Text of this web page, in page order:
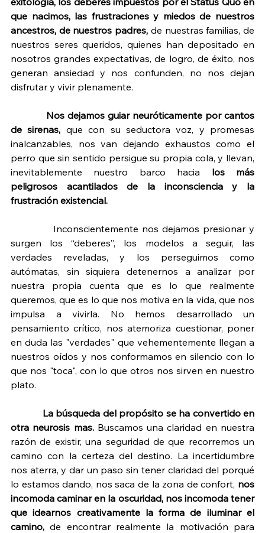
que nacimos, las frustraciones y miedos de nuestros
ancestros, de nuestros padres, de nuestras familias, de
nuestros seres queridos, quienes han depositado en
nosotros grandes expectativas, de logro, de éxito, nos
generan ansiedad y nos confunden, no nos dejan
disfrutar y vivir plenamente.
Nos dejamos guiar neuróticamente por cantos
de sirenas, que con su seductora voz, y promesas
inalcanzables, nos van dejando exhaustos como el
perro que sin sentido persigue su propia cola, y llevan,
inevitablemente nuestro barco hacia los más
peligrosos acantilados de la inconsciencia y la
frustración existencial.
Inconscientemente nos dejamos presionar y
surgen los “deberes”, los modelos a seguir, las
verdades reveladas, y los perseguimos como
autómatas, sin siquiera detenernos a analizar por
nuestra propia cuenta que es lo que realmente
queremos, que es lo que nos motiva en la vida, que nos
impulsa a vivirla. No hemos desarrollado un
pensamiento crítico, nos atemoriza cuestionar, poner
en duda las "verdades" que vehementemente llegan a
nuestros oídos y nos conformamos en silencio con lo
que nos "toca", con lo que otros nos sirven en nuestro
plato.
La búsqueda del propósito se ha convertido en
otra neurosis mas. Buscamos una claridad en nuestra
razón de existir, una seguridad de que recorremos un
camino con la certeza del destino. La incertidumbre
nos aterra, y dar un paso sin tener claridad del porqué
lo estamos dando, nos saca de la zona de confort, nos
incomoda caminar en la oscuridad, nos incomoda tener
que idearnos creativamente la forma de iluminar el
camino, de encontrar realmente la motivación para